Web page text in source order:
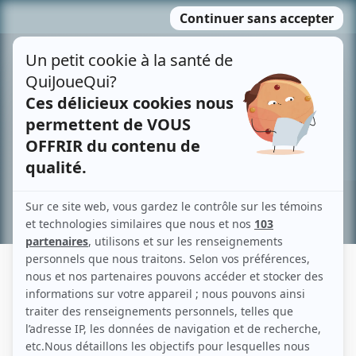
MENU
contenu
Recherche avancée »
GAÉTAN GIRARD
Liens
Fiche de Gaétan Girard sur Showbizz.net